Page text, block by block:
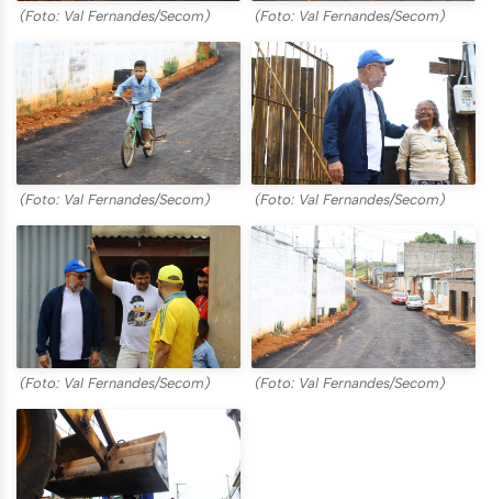
(Foto: Val Fernandes/Secom) (Foto: Val Fernandes/Secom)
(Foto: Val Fernandes/Secom) (Foto: Val Fernandes/Secom)
(Foto: Val Fernandes/Secom) (Foto: Val Fernandes/Secom)